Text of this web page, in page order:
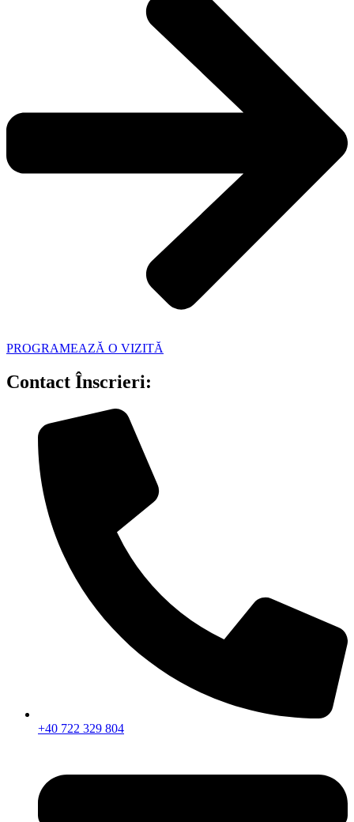
PROGRAMEAZĂ O VIZITĂ
Contact Înscrieri:
+40 722 329 804